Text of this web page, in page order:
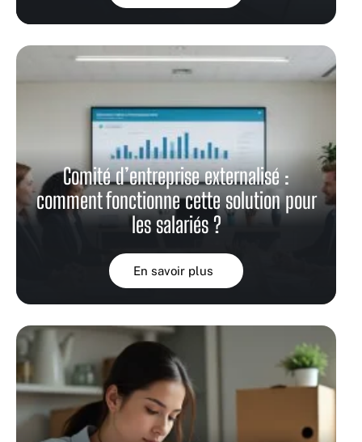
Comité d’entreprise externalisé :
comment fonctionne cette solution pour
les salariés ?
En savoir plus